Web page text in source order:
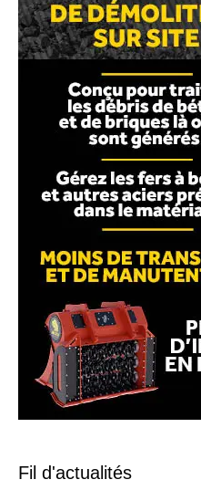
Fil d'actualités